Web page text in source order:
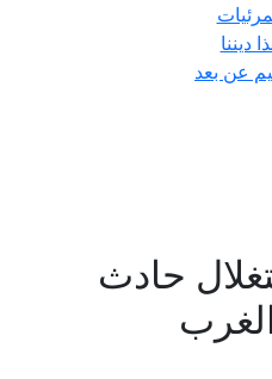
ديننا
عن بعد
حادث